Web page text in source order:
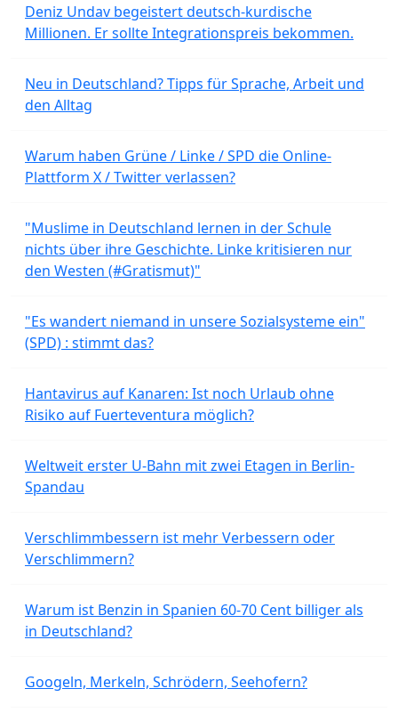
Deniz Undav begeistert deutsch-kurdische
Millionen. Er sollte Integrationspreis bekommen.
Neu in Deutschland? Tipps für Sprache, Arbeit und
den Alltag
Warum haben Grüne / Linke / SPD die Online-
Plattform X / Twitter verlassen?
"Muslime in Deutschland lernen in der Schule
nichts über ihre Geschichte. Linke kritisieren nur
den Westen (#Gratismut)"
"Es wandert niemand in unsere Sozialsysteme ein"
(SPD) : stimmt das?
Hantavirus auf Kanaren: Ist noch Urlaub ohne
Risiko auf Fuerteventura möglich?
Weltweit erster U-Bahn mit zwei Etagen in Berlin-
Spandau
Verschlimmbessern ist mehr Verbessern oder
Verschlimmern?
Warum ist Benzin in Spanien 60-70 Cent billiger als
in Deutschland?
Googeln, Merkeln, Schrödern, Seehofern?